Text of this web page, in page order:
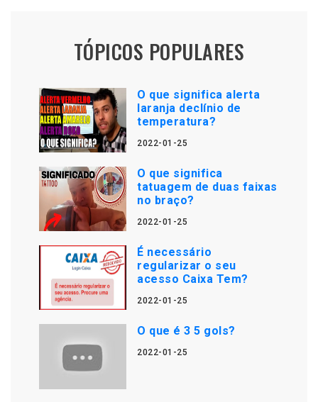
TÓPICOS POPULARES
O que significa alerta
laranja declínio de
temperatura?
2022-01-25
O que significa
tatuagem de duas faixas
no braço?
2022-01-25
É necessário
regularizar o seu
acesso Caixa Tem?
2022-01-25
O que é 3 5 gols?
2022-01-25